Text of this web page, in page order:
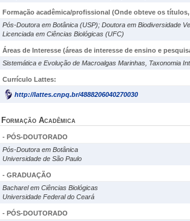
Formação acadêmica/profissional (Onde obteve os
Pós-Doutora em Botânica (USP); Doutora em Biodiversidade
Licenciada em Ciências Biológicas (UFC)
Áreas de Interesse (áreas de interesse de ensino e
Sistemática e Evolução de Macroalgas Marinhas, Taxonomia
Currículo Lattes:
http://lattes.cnpq.br/4888206040270030
Formação Acadêmica
- PÓS-DOUTORADO
Pós-Doutora em Botânica
Universidade de São Paulo
- GRADUAÇÃO
Bacharel em Ciências Biológicas
Universidade Federal do Ceará
- PÓS-DOUTORADO